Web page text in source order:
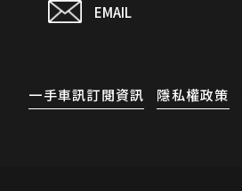
EMAIL
一手車訊訂閱資訊 隱私權政策